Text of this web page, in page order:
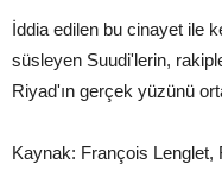
İddia edilen bu cinayet ile
süsleyen Suudi'lerin,
Riyad'ın gerçek yüzünü
Kaynak: François Lenglet,